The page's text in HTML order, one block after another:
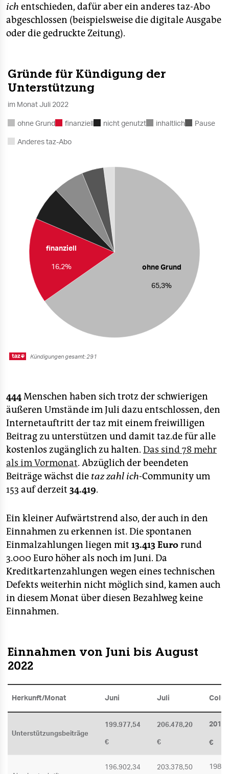
ich entschieden, dafür aber ein anderes taz-Abo
abgeschlossen (beispielsweise die digitale Ausgabe
oder die gedruckte Zeitung).
444Menschen haben sich trotz der schwierigen
äußeren Umstände im Juli dazu entschlossen, den
Internetauftritt der taz mit einem freiwilligen
Beitrag zu unterstützen und damit taz.de für alle
kostenlos zugänglich zu halten. Das sind 78 mehr
als im Vormonat. Abzüglich der beendeten
Beiträge wächst die taz zahl ich-Community um
153 auf derzeit 34.419.
Ein kleiner Aufwärtstrend also, der auch in den
Einnahmen zu erkennen ist. Die spontanen
Einmalzahlungen liegen mit 13.413 Eurorund
3.000 Euro höher als noch im Juni. Da
Kreditkartenzahlungen wegen eines technischen
Defekts weiterhin nicht möglich sind, kamen auch
in diesem Monat über diesen Bezahlweg keine
Einnahmen.